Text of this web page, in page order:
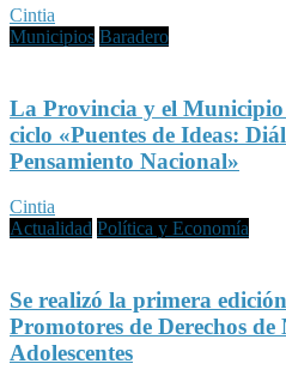
Cintia
Municipios Baradero
La Provincia y el
ciclo «Puentes de Ideas:
Pensamiento Nacional»
Cintia
Actualidad Política y Economía
Se realizó la primera
Promotores de Derechos
Adolescentes